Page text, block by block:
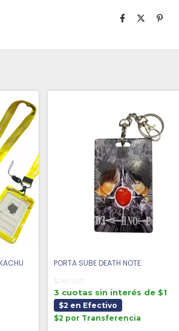
PORTA SUBE DEATH NOTE
$2.85 USD
3 cuotas sin interés de $1
$2 en Efectivo
$2 por Transferencia